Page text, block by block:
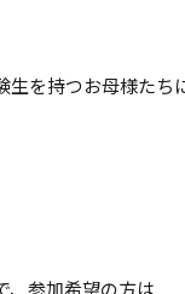
生を持つお母様たち
、参加希望の方は